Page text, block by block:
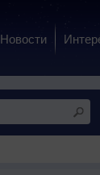
Новости